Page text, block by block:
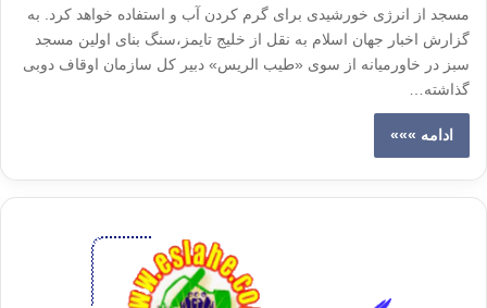
مسجد از انرژی خورشیدی برای گرم کردن آب و استفاده خواهد کرد. به
گزارش اخبار جهان اسلام به نقل از خلیج تایمز،سنگ بنای اولین مسجد
سبز در خاورمیانه از سوی «طیب الریس» دبیر کل سازمان اوقاف دوبی
گذاشته…
ادامه »»»